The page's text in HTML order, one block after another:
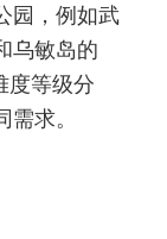
园，例如武
乌敏岛的
度等级分
求。